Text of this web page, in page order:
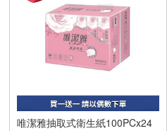
唯潔雅抽取式衛生紙100PCx24